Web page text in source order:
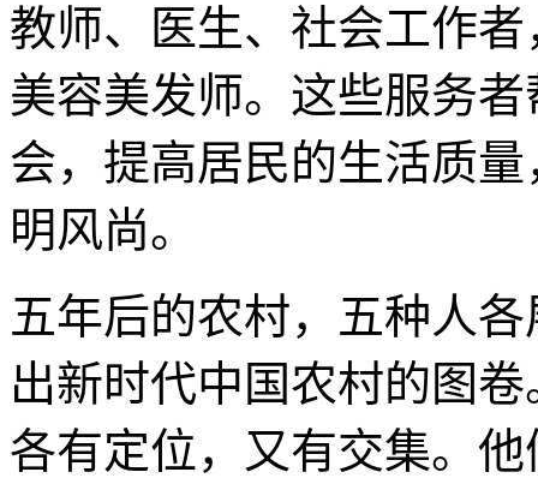
教师、医生、社会工作
美容美发师。这些服务
会，提高居民的生活质
明风尚。
五年后的农村，五种人
出新时代中国农村的图
各有定位，又有交集。